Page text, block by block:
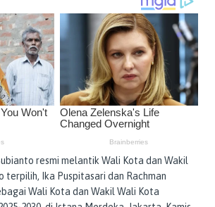
resmi melantik Wali Kota dan Wakil
Ika Puspitasari dan Rachman
Wali Kota dan Wakil Wali Kota